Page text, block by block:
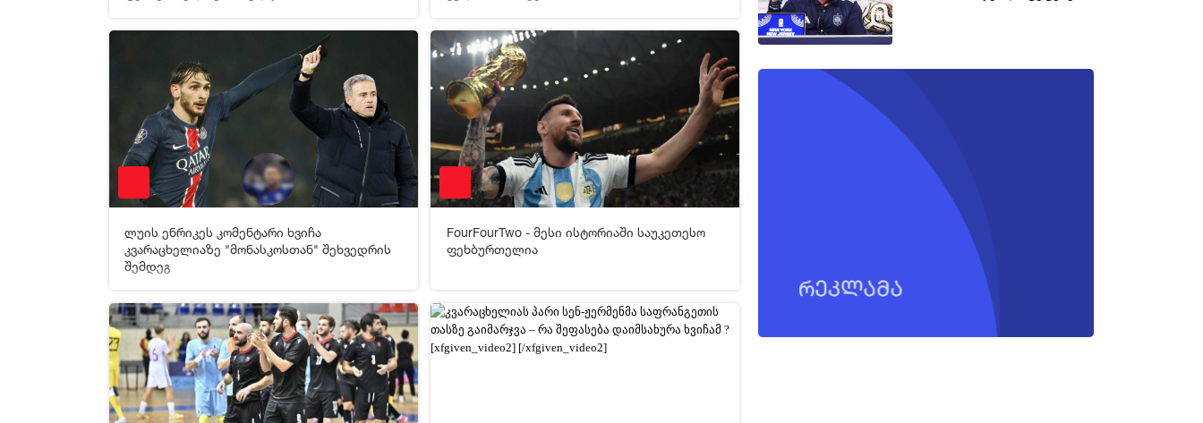
[xfgiven_video2][/xfgiven_video2]
ლუის ენრიკეს კომენტარი ხვიჩა
კვარაცხელიაზე "მონასკოსთან" შეხვედრის
შემდეგ
[xfgiven_video2][/xfgiven_video2]
FourFourTwo - მესი ისტორიაში საუკეთესო
ფეხბურთელია
[xfgiven_video2] [/xfgiven_video2]